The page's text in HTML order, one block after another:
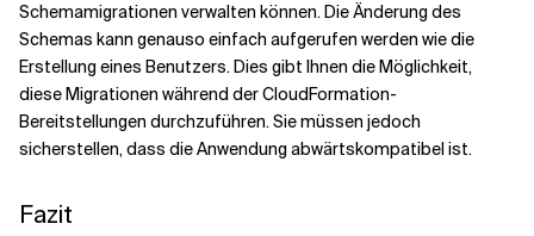
Schemamigrationen verwalten können. Die Änderung des
Schemas kann genauso einfach aufgerufen werden wie die
Erstellung eines Benutzers. Dies gibt Ihnen die Möglichkeit,
diese Migrationen während der CloudFormation-
Bereitstellungen durchzuführen. Sie müssen jedoch
sicherstellen, dass die Anwendung abwärtskompatibel ist.
Fazit